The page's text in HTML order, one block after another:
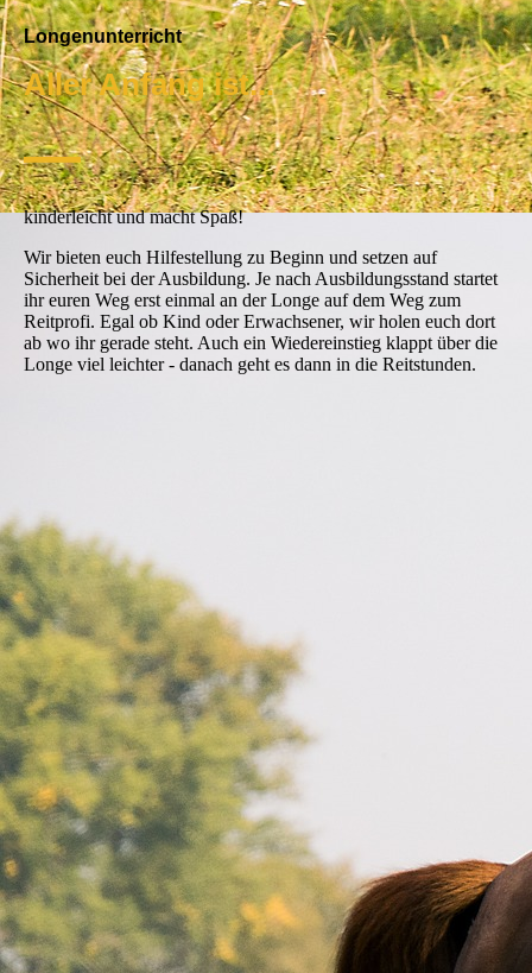
Longenunterricht
Aller Anfang ist...
—
kinderleicht und macht Spaß!
Wir bieten euch Hilfestellung zu Beginn und setzen auf
Sicherheit bei der Ausbildung. Je nach Ausbildungsstand startet
ihr euren Weg erst einmal an der Longe auf dem Weg zum
Reitprofi. Egal ob Kind oder Erwachsener, wir holen euch dort
ab wo ihr gerade steht. Auch ein Wiedereinstieg klappt über die
Longe viel leichter - danach geht es dann in die Reitstunden.